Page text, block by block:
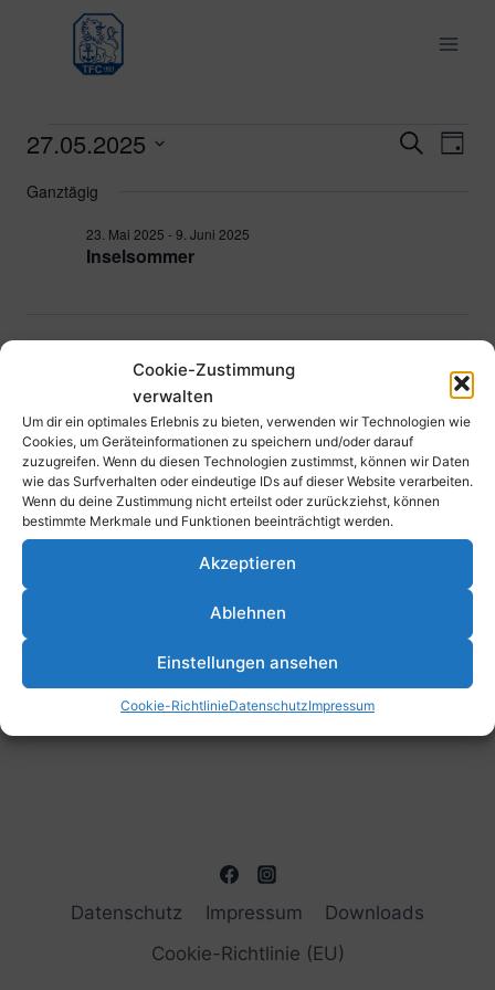
Cookie-Zustimmung
verwalten
Um dir ein optimales Erlebnis zu bieten, verwenden wir Technologien wie
Cookies, um Geräteinformationen zu speichern und/oder darauf
zuzugreifen. Wenn du diesen Technologien zustimmst, können wir Daten
wie das Surfverhalten oder eindeutige IDs auf dieser Website verarbeiten.
Wenn du deine Zustimmung nicht erteilst oder zurückziehst, können
bestimmte Merkmale und Funktionen beeinträchtigt werden.
Akzeptieren
Ablehnen
Einstellungen ansehen
Cookie-RichtlinieDatenschutzImpressum
springen
Veranstaltungen
für
SucheTag
27.05.2025
wählen.
Ganztägig
Inselsommer
23. Mai 2025 - 9. Juni 2025
Kalender abonnieren
Datenschutz Impressum
Downloads
Cookie-Richtlinie (EU)